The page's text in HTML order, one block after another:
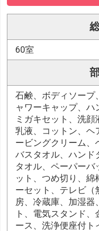
60室
石鹸、ボディソープ
ャワーキャップ、ハ
ミガキセット、洗顔
乳液、コットン、ヘ
ービングクリーム、
バスタオル、ハンド
タオル、ペーパーバ
ット、つめ切り、綿
ーセット、テレビ（
房、冷蔵庫、加湿器
ト、電気スタンド
ース、洗浄便座付ト